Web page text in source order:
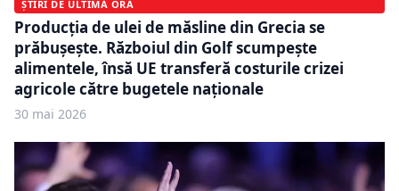
ȘTIRI DE ULTIMĂ ORĂ
Producția de ulei de măsline din Grecia se
prăbușește. Războiul din Golf scumpește
alimentele, însă UE transferă costurile crizei
agricole către bugetele naționale
30 mai 2026